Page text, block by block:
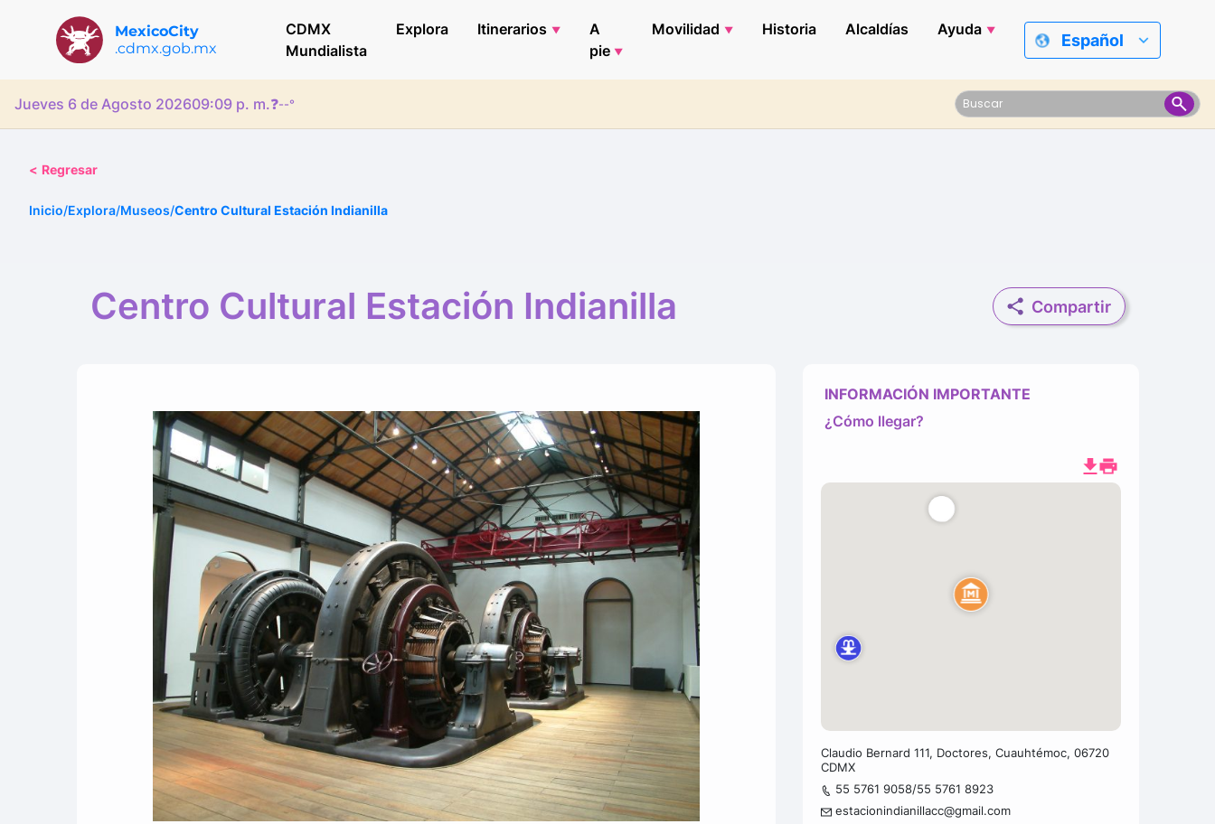
MexicoCity
.cdmx.gob.mx
CDMX
Mundialista
Explora Itinerarios
A
pie
Movilidad Historia Alcaldías Ayuda
Español
Jueves 6 de Agosto 202609:09 p. m.❓--°
< Regresar
Inicio/Explora/Museos/Centro Cultural Estación Indianilla
Centro Cultural Estación Indianilla Compartir
INFORMACIÓN IMPORTANTE
¿Cómo llegar?
Claudio Bernard 111, Doctores, Cuauhtémoc, 06720
CDMX
55 5761 9058/55 5761 8923
estacionindianillacc@gmail.com